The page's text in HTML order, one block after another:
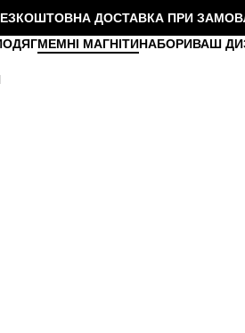
ДОСТАВКА ПРИ
ОДЯГМЕМНІ МАГНІТИНАБОРИВАШ